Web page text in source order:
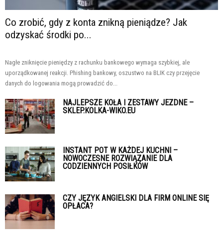
Co zrobić, gdy z konta znikną pieniądze? Jak
odzyskać środki po...
Nagłe zniknięcie pieniędzy z rachunku bankowego wymaga szybkiej, ale
uporządkowanej reakcji. Phishing bankowy, oszustwo na BLIK czy przejęcie
danych do logowania mogą prowadzić do...
NAJLEPSZE KOŁA I ZESTAWY JEZDNE –
SKLEP.KOLKA-WIKO.EU
INSTANT POT W KAŻDEJ KUCHNI –
NOWOCZESNE ROZWIĄZANIE DLA
CODZIENNYCH POSIŁKÓW
CZY JĘZYK ANGIELSKI DLA FIRM ONLINE SIĘ
OPŁACA?